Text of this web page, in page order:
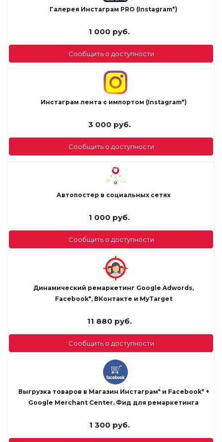
Галерея Инстаграм PRO (Instagram*)
1 000 руб.
Сообщить о доступности
Инстаграм лента с импортом (Instagram*)
3 000 руб.
Сообщить о доступности
Автопостер в социальных сетях
1 000 руб.
Сообщить о доступности
Динамический ремаркетинг Google Adwords,
Facebook*, ВКонтакте и MyTarget
11 880 руб.
Сообщить о доступности
Выгрузка товаров в Магазин Инстаграм* и Facebook* +
Google Merchant Center. Фид для ремаркетинга
1 300 руб.